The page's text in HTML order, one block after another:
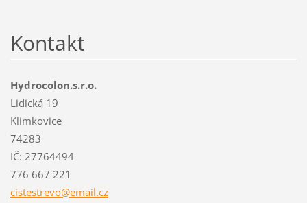
Kontakt
Hydrocolon.s.r.o.
Lidická 19
Klimkovice
74283
IČ: 27764494
776 667 221
cistestrevo@email.cz